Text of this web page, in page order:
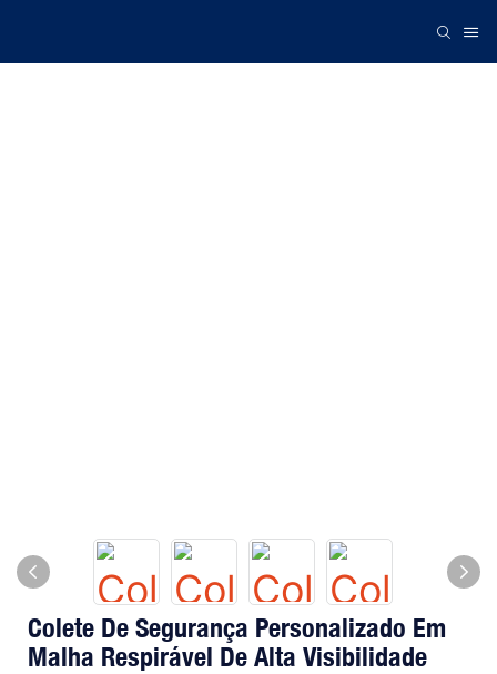
Colete De Segurança Personalizado Em
Malha Respirável De Alta Visibilidade